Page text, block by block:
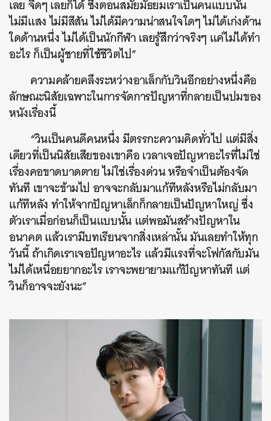
เลย จืดๆ เลยก็ได้ ซึ่งตอนสมัยมัธยมเราเป็นคนแบบนั้น
ไม่มีแสง ไม่มีสีสัน ไม่ได้มีความน่าสนใจใดๆ ไม่ได้เก่งด้าน
ใดด้านหนึ่ง ไม่ได้เป็นนักกีฬา เลยรู้สึกว่าจริงๆ แค่ไม่ได้ทำ
อะไร ก็เป็นผู้ชายที่ใช้ชีวิตไป”
ความคล้ายคลึงระหว่างอาเล็กกับวินอีกอย่างหนึ่งคือ
ลักษณะนิสัยเฉพาะในการจัดการปัญหาที่กลายเป็นปมของ
หนังเรื่องนี้
“วินเป็นคนดีคนหนึ่ง มีตรรกะความคิดทั่วไป แต่มีสิ่ง
เดียวที่เป็นนิสัยเสียของเขาคือ เวลาเจอปัญหาอะไรที่ไม่ใช่
เรื่องคอขาดบาดตาย ไม่ใช่เรื่องด่วน หรือจำเป็นต้องจัด
ทันที เขาจะข้ามไป อาจจะกลับมาแก้ทีหลังหรือไม่กลับมา
แก้ทีหลัง ทำให้จากปัญหาเล็กก็กลายเป็นปัญหาใหญ่ ซึ่ง
ตัวเราเมื่อก่อนก็เป็นแบบนั้น แต่พอมันสร้างปัญหาใน
อนาคต แล้วเรามีบทเรียนจากสิ่งเหล่านั้น มันเลยทำให้ทุก
วันนี้ ถ้าเกิดเราเจอปัญหาอะไร แล้วมีแรงที่จะโฟกัสกับมัน
ไม่ได้เหนื่อยยากอะไร เราจะพยายามแก้ปัญหาทันที แต่
วินก็อาจจะยังนะ”